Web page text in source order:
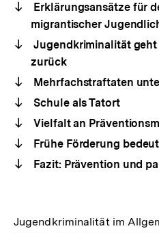
Erklärungsansätze für
migrantischer
Jugendkriminalität
zurück
Mehrfachstraftaten
Schule als Tatort
Vielfalt an
Frühe Förderung
Fazit: Prävention und
Jugendkriminalität im